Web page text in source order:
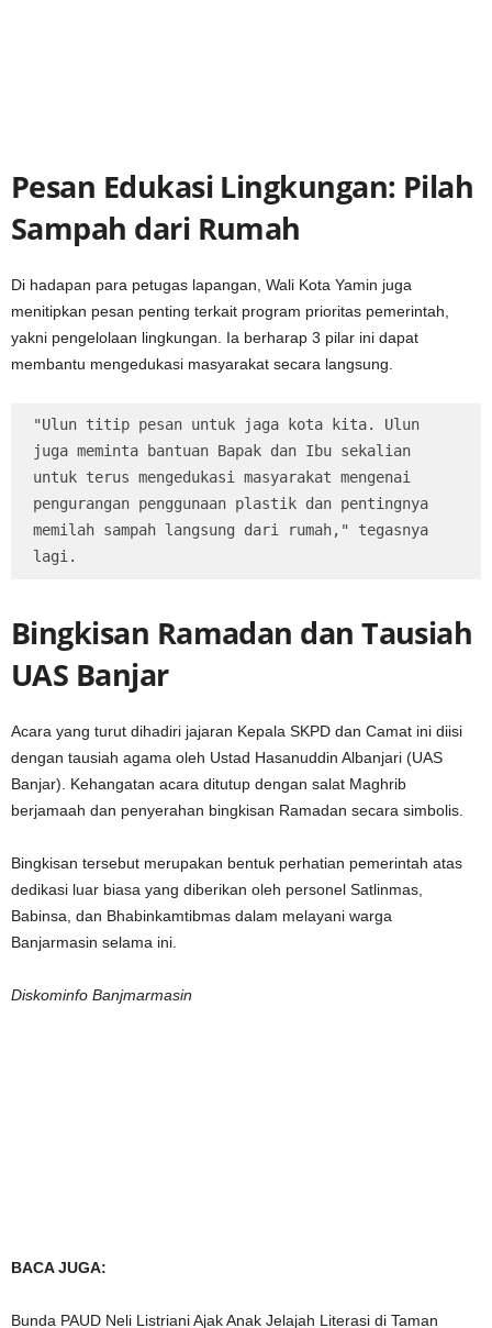
Pesan Edukasi Lingkungan: Pilah
Sampah dari Rumah
Di hadapan para petugas lapangan, Wali Kota Yamin juga
menitipkan pesan penting terkait program prioritas pemerintah,
yakni pengelolaan lingkungan. Ia berharap 3 pilar ini dapat
membantu mengedukasi masyarakat secara langsung.
"Ulun titip pesan untuk jaga kota kita. Ulun
juga meminta bantuan Bapak dan Ibu sekalian
untuk terus mengedukasi masyarakat mengenai
pengurangan penggunaan plastik dan pentingnya
memilah sampah langsung dari rumah," tegasnya
lagi.
Bingkisan Ramadan dan Tausiah
UAS Banjar
Acara yang turut dihadiri jajaran Kepala SKPD dan Camat ini diisi
dengan tausiah agama oleh Ustad Hasanuddin Albanjari (UAS
Banjar). Kehangatan acara ditutup dengan salat Maghrib
berjamaah dan penyerahan bingkisan Ramadan secara simbolis.
Bingkisan tersebut merupakan bentuk perhatian pemerintah atas
dedikasi luar biasa yang diberikan oleh personel Satlinmas,
Babinsa, dan Bhabinkamtibmas dalam melayani warga
Banjarmasin selama ini.
Diskominfo Banjmarmasin
BACA JUGA:
Bunda PAUD Neli Listriani Ajak Anak Jelajah Literasi di Taman